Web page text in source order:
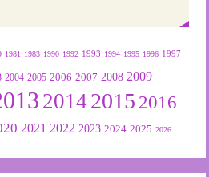
1981 1983 1990 1992 1993 1994 1995 1996 1997
2004 2005 2006 2007 2008 2009
2014 2015 2016
2021 2022 2023 2024 2025 2026